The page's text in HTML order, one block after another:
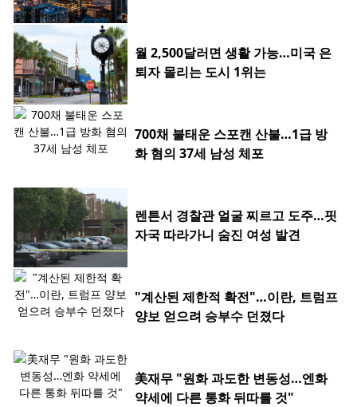
월 2,500달러면 생활 가능…미국 은
퇴자 몰리는 도시 1위는
700채 불태운 스포캔 산불…1급 방
화 혐의 37세 남성 체포
렌튼서 경찰관 얼굴 찌르고 도주…핏
자국 따라가니 숨진 여성 발견
"계산된 제한적 확전"…이란, 트럼프
양보 얻으려 승부수 던졌다
美재무 "원화 과도한 변동성…엔화
약세에 다른 통화 뒤따를 것"